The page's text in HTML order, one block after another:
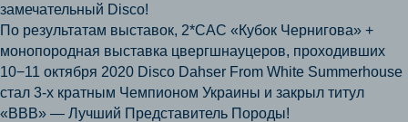
замечательный Disco!
По результатам выставок, 2*САС «Кубок Чернигова» +
монопородная выставка цвергшнауцеров, проходивших
10−11 октября 2020 Disco Dahser From White Summerhouse
стал 3-х кратным Чемпионом Украины и закрыл титул
«ВВВ» — Лучший Представитель Породы!